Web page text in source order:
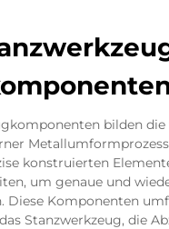
bilden die
konstruierten
um genaue und
Diese Komponenten
Stanzwerkzeug, die